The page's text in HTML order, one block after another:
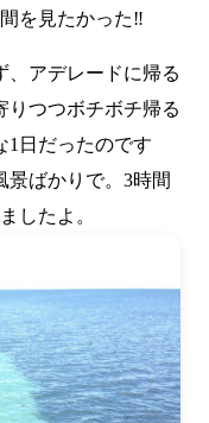
を見たかった‼
、アデレードに帰る
りつつボチボチ帰る
1日だったのです
景ばかりで。3時間
したよ。